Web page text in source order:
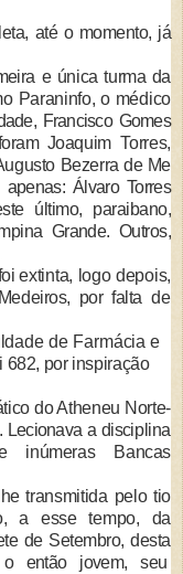
até o momento, já
ra e única turma da
Paraninfo, o médico
Francisco Gomes
Joa­quim Torres,
Bezerra de Me­
apenas: Álvaro Torres
último, paraibano,
pina Grande. Outros,
extinta, logo depois,
por falta de
dade de Farmácia e
682, por ins­piração
tico do Atheneu Norte-
Lecionava a dis­ciplina
inúmeras Bancas
transmitida pelo tio
a esse tempo, da
de Setembro, desta
então jovem, seu